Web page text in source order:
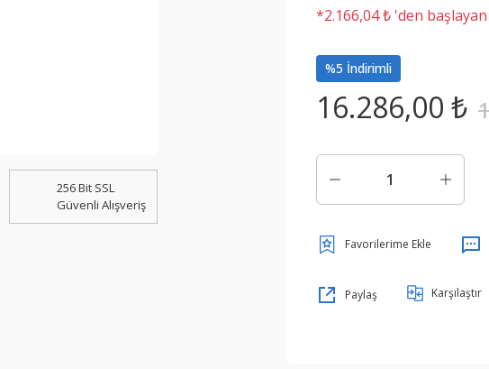
256 Bit SSL
Güvenli Alışveriş
*2.166,04 ₺ 'den
%5 İndirimli
16.286,00 ₺
Paylaş Karşılaştır